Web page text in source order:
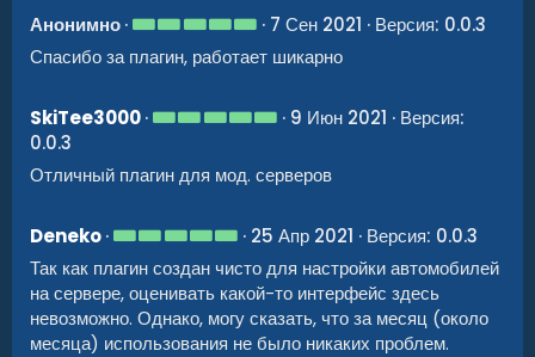
д
Анонимно 5
0
в
ё
д
7 Сен 2021
Версия: 0.0.3
Спасибо за плагин, работает шикарно
SkiTee3000 5
0
з
ё
з
д
9 Июн 2021
Версия:
0.0.3
Отличный плагин для мод. серверов
Deneko 5
0
0
з
в
ё
25 Апр 2021
Версия: 0.0.3
Так как плагин создан чисто для настройки автомобилей
на сервере, оценивать какой-то интерфейс здесь
невозможно. Однако, могу сказать, что за месяц (около
месяца) использования не было никаких проблем.